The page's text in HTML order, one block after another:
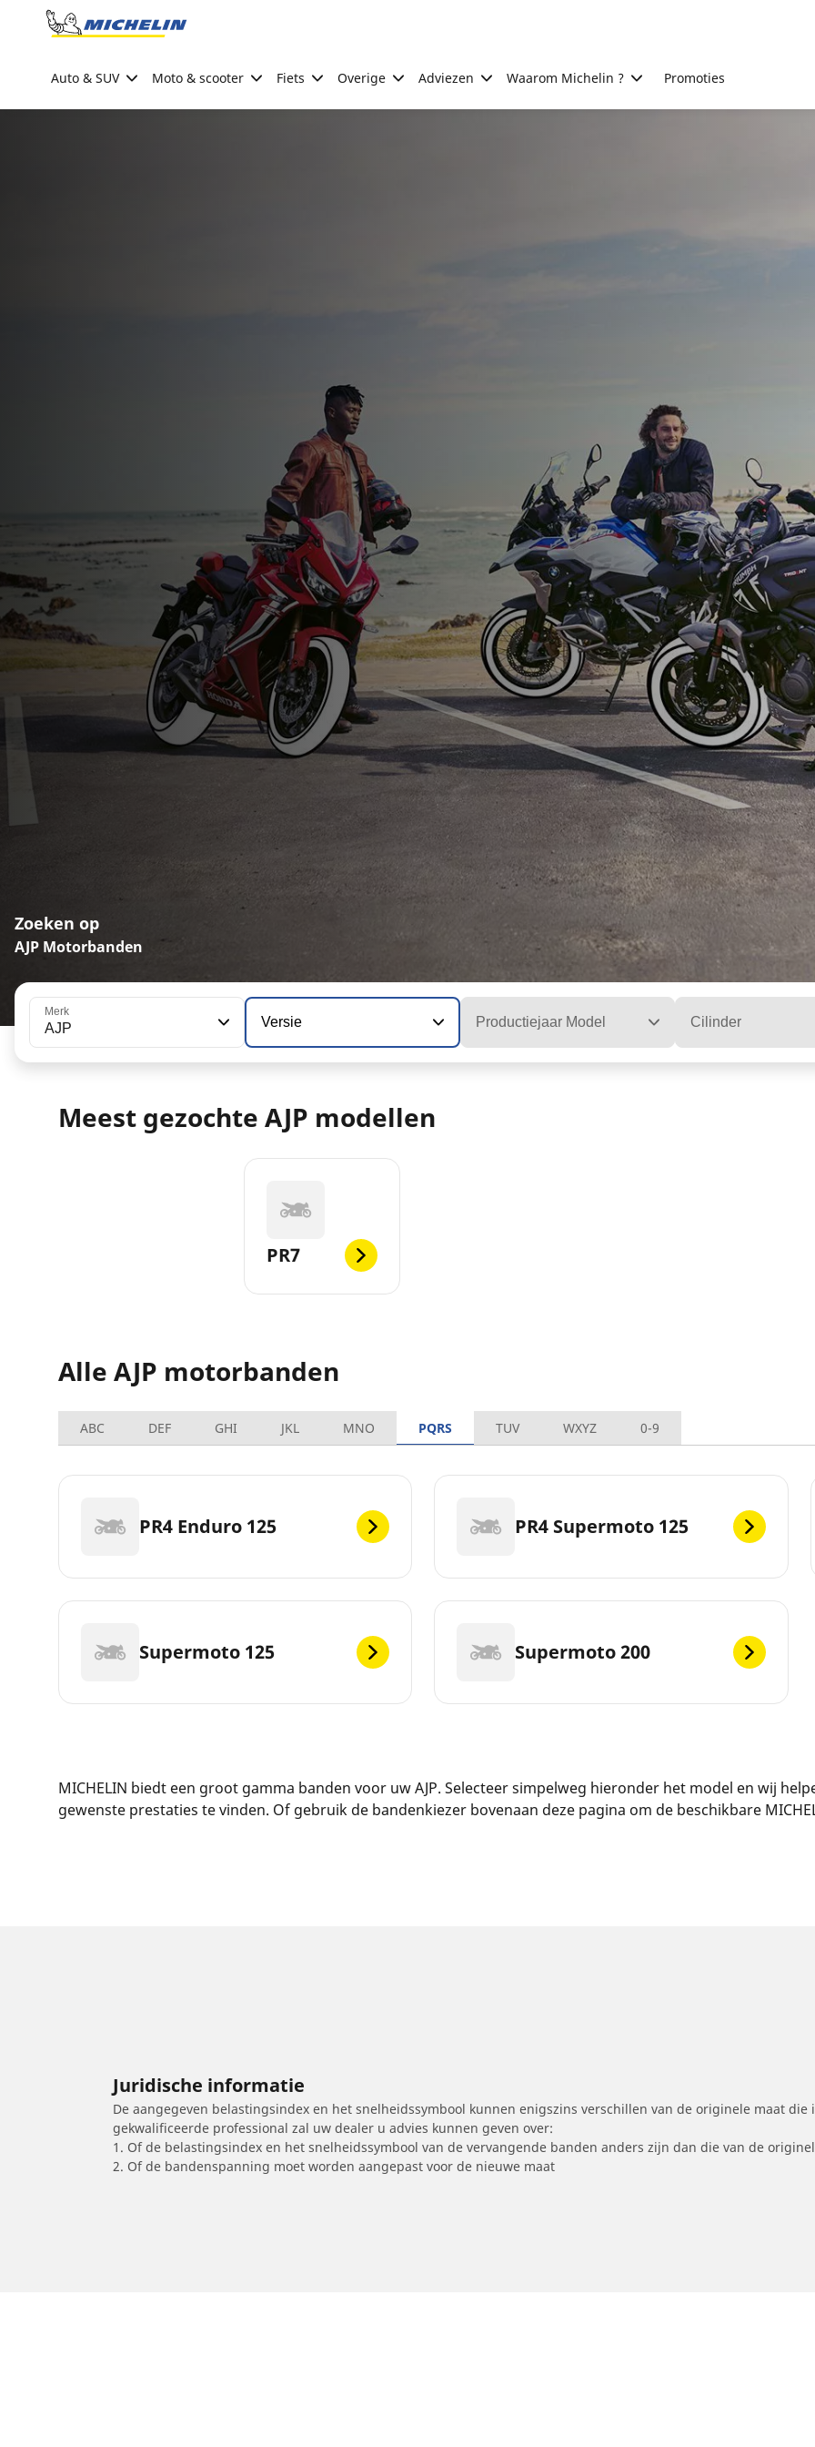
Go to page content
Auto & SUV Moto & scooter Fiets Overige Adviezen Waarom Michelin ? Promoties
Zoeken op
AJP Motorbanden
Merk
AJP Versie Productiejaar Model Cilinder
Meest gezochte AJP modellen
PR7
Alle AJP motorbanden
ABC DEF GHI JKL MNO PQRS TUV WXYZ 0-9
PR4 Enduro 125 PR4 Supermoto 125
Supermoto 125 Supermoto 200
MICHELIN biedt een groot gamma banden voor uw AJP. Selecteer simpelweg hieronder het model en wij
gewenste prestaties te vinden. Of gebruik de bandenkiezer bovenaan deze pagina om de beschikbare
Juridische informatie
De aangegeven belastingsindex en het snelheidssymbool kunnen enigszins verschillen van de originele maat
gekwalificeerde professional zal uw dealer u advies kunnen geven over:
1. Of de belastingsindex en het snelheidssymbool van de vervangende banden anders zijn dan die van de
2. Of de bandenspanning moet worden aangepast voor de nieuwe maat